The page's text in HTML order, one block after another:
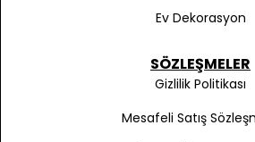
Ev Dekorasyon
SÖZLEŞMELER
Gizlilik Politikası
Mesafeli Satış